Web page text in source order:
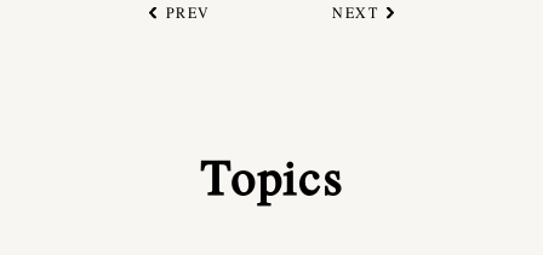
PREV NEXT
Topics